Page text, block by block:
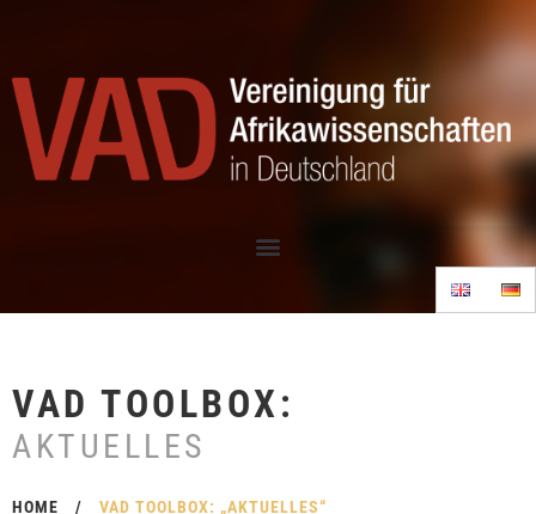
VAD TOOLBOX:
AKTUELLES
HOME / VAD TOOLBOX: „AKTUELLES“